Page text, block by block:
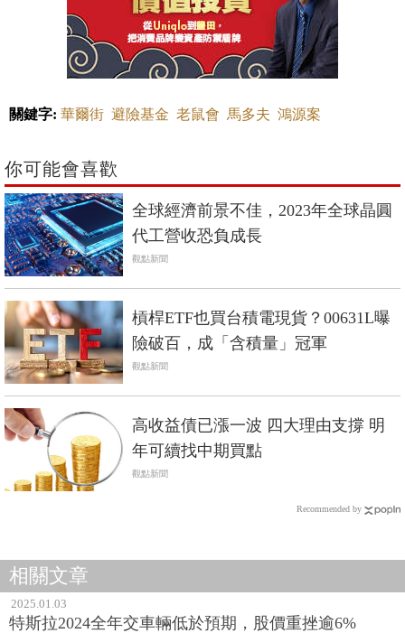
關鍵字: 華爾街 避險基金 老鼠會 馬多夫 鴻源案
你可能會喜歡
全球經濟前景不佳，2023年全球晶圓
代工營收恐負成長
觀點新聞
槓桿ETF也買台積電現貨？00631L曝
險破百，成「含積量」冠軍
觀點新聞
高收益債已漲一波 四大理由支撐 明
年可續找中期買點
觀點新聞
Recommended by
相關文章
2025.01.03
特斯拉2024全年交車輛低於預期，股價重挫逾6%